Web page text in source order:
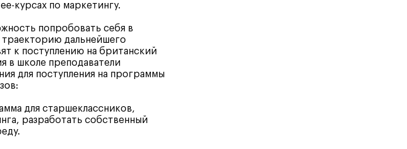
курсах по маркетингу.
попробовать себя в
траекторию дальнейшего
к поступлению на британский
в школе преподаватели
для поступления на программы
для старшеклассников,
разработать собственный